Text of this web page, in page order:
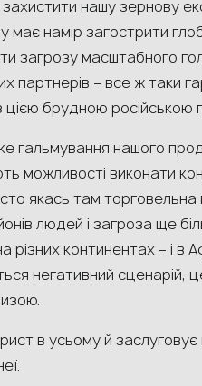
нашу зернову
має намір загострити
загрозу масштабного
партнерів – все ж таки
цією брудною російською
гальмування нашого
можливості виконати
якась там
людей і загроза ще
континентах – і в
негативний сценарій,
в усьому й